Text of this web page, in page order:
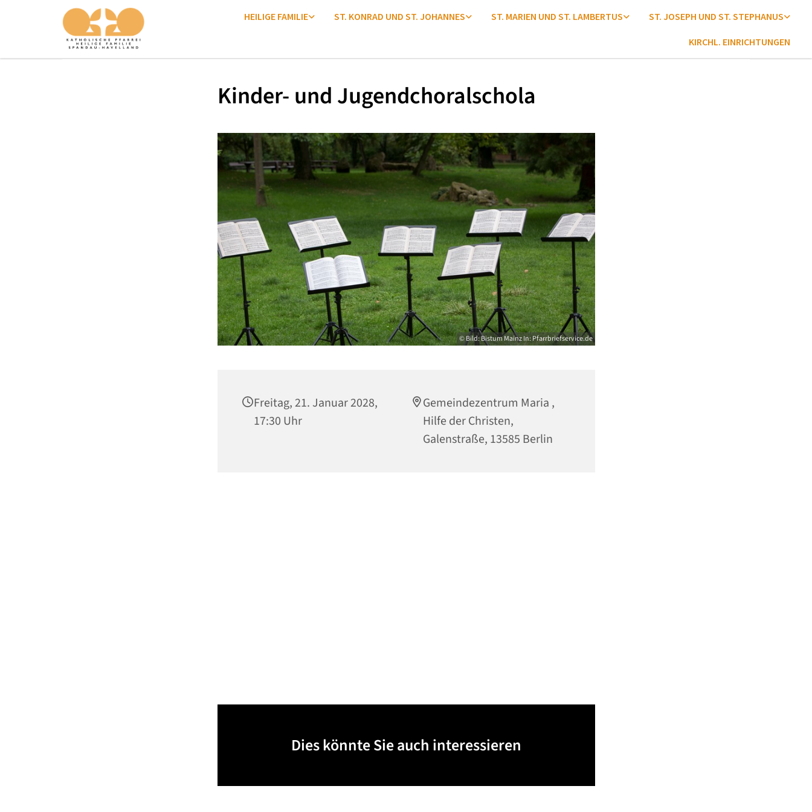
HEILIGE FAMILIE ST. KONRAD UND ST. JOHANNES ST. MARIEN UND ST. LAMBERTUS ST. JOSEPH UND ST. STEPHANUS
KIRCHL. EINRICHTUNGEN
Kinder- und Jugendchoralschola
© Bild: Bistum Mainz In: Pfarrbriefservice.de
Freitag, 21. Januar 2028,
17:30 Uhr
Gemeindezentrum Maria ,
Hilfe der Christen,
Galenstraße, 13585 Berlin
Dies könnte Sie auch interessieren